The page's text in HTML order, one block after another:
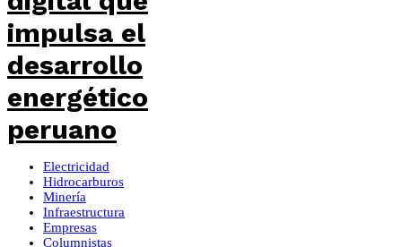
Electricidad
Hidrocarburos
Minería
Infraestructura
Empresas
Columnistas